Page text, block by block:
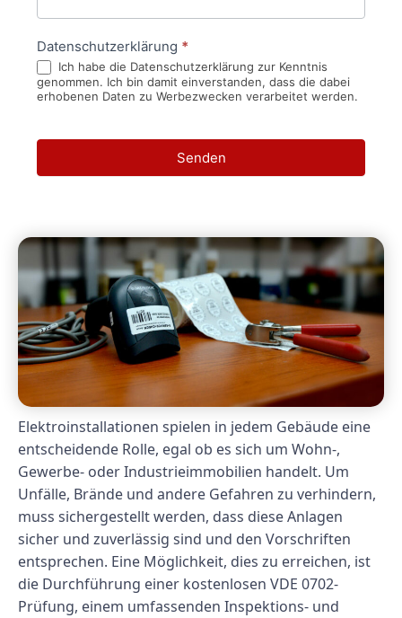
Datenschutzerklärung *
Ich habe die Datenschutzerklärung zur Kenntnis
genommen. Ich bin damit einverstanden, dass die dabei
erhobenen Daten zu Werbezwecken verarbeitet werden.
Senden
Elektroinstallationen spielen in jedem Gebäude eine
entscheidende Rolle, egal ob es sich um Wohn-,
Gewerbe- oder Industrieimmobilien handelt. Um
Unfälle, Brände und andere Gefahren zu verhindern,
muss sichergestellt werden, dass diese Anlagen
sicher und zuverlässig sind und den Vorschriften
entsprechen. Eine Möglichkeit, dies zu erreichen, ist
die Durchführung einer kostenlosen VDE 0702-
Prüfung, einem umfassenden Inspektions- und